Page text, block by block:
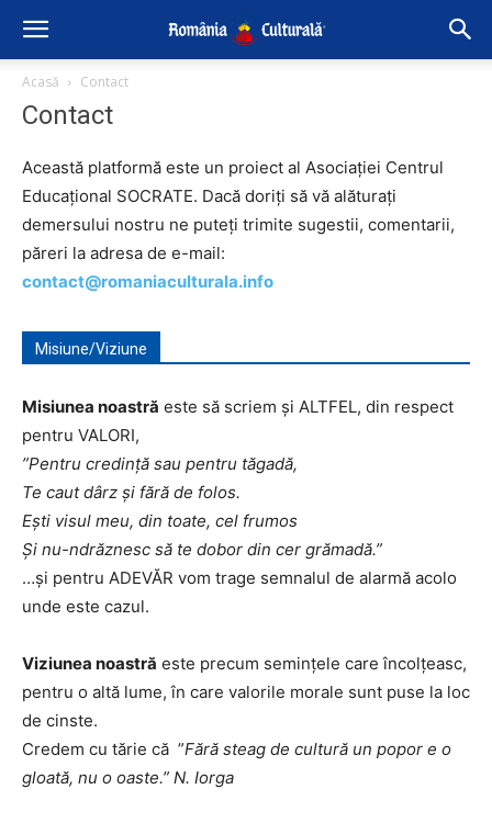
Acasă Contact
Contact
Această platformă este un proiect al Asociației Centrul
Educațional SOCRATE. Dacă doriți să vă alăturați
demersului nostru ne puteți trimite sugestii, comentarii,
păreri la adresa de e-mail:
contact@romaniaculturala.info
Misiune/Viziune
Misiunea noastră este să scriem și ALTFEL, din respect
pentru VALORI,
”Pentru credinţă sau pentru tăgadă,
Te caut dârz şi fără de folos.
Eşti visul meu, din toate, cel frumos
Şi nu-ndrăznesc să te dobor din cer grămadă.”
…și pentru ADEVĂR vom trage semnalul de alarmă acolo
unde este cazul.
Viziunea noastră este precum semințele care încolțeasc,
pentru o altă lume, în care valorile morale sunt puse la loc
de cinste.
Credem cu tărie că ”Fără steag de cultură un popor e o
gloată, nu o oaste.” N. Iorga